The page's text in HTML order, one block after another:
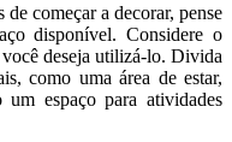
de começar a decorar, pense
disponível. Considere o
deseja utilizá-lo. Divida
como uma área de estar,
espaço para atividades